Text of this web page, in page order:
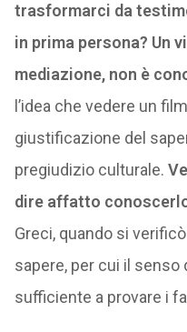
trasformarci da
in prima persona? Un
mediazione, non è
l’idea che vedere un
giustificazione del
pregiudizio culturale.
dire affatto
Greci, quando si
sapere, per cui il senso
sufficiente a provare i